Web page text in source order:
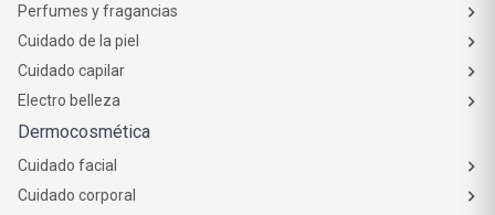
Perfumes y fragancias
Cuidado de la piel
Cuidado capilar
Electro belleza
Dermocosmética
Cuidado facial
Cuidado corporal